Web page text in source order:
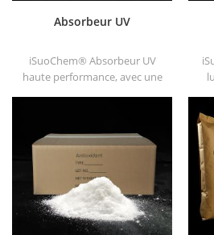
Absorbeur UV
iSuoChem® Absorbeur UV
haute performance, avec une
ordinateurs, animaux de
compagnie, pom, polyamides,
ppe, fibres thermoplastiques
pu et pu, etc.